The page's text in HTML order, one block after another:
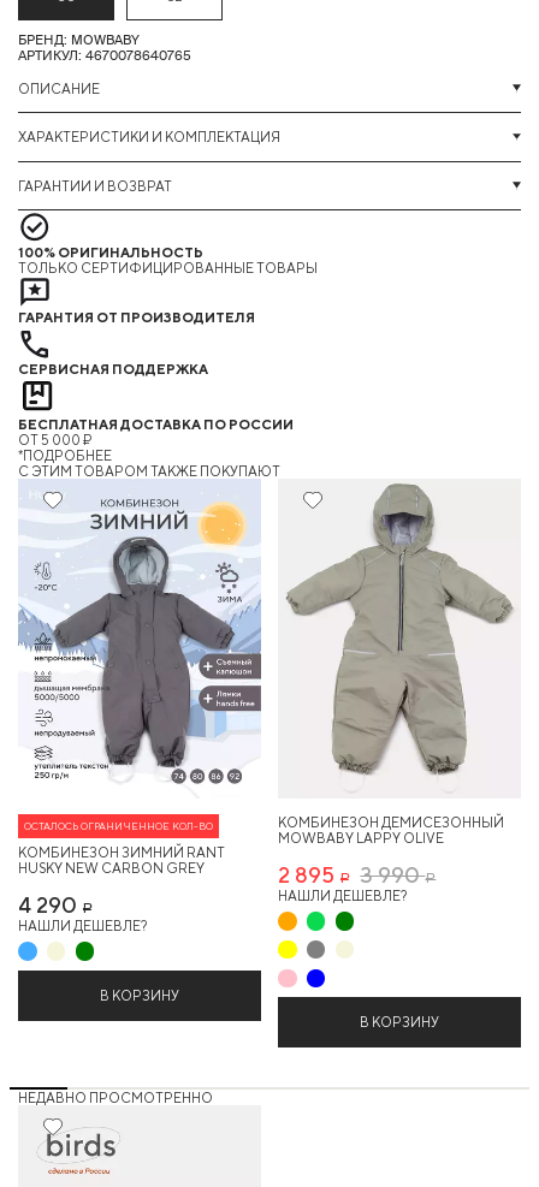
БРЕНД: MOWBABY
АРТИКУЛ: 4670078640765
ОПИСАНИЕ
ХАРАКТЕРИСТИКИ И КОМПЛЕКТАЦИЯ
ГАРАНТИИ И ВОЗВРАТ
100% ОРИГИНАЛЬНОСТЬ
ТОЛЬКО СЕРТИФИЦИРОВАННЫЕ ТОВАРЫ
ГАРАНТИЯ ОТ ПРОИЗВОДИТЕЛЯ
СЕРВИСНАЯ ПОДДЕРЖКА
БЕСПЛАТНАЯ ДОСТАВКА ПО РОССИИ
ОТ 5 000 ₽
*ПОДРОБНЕЕ
C ЭТИМ ТОВАРОМ ТАКЖЕ ПОКУПАЮТ
ОСТАЛОСЬ ОГРАНИЧЕННОЕ КОЛ-ВО
КОМБИНЕЗОН ЗИМНИЙ RANT
HUSKY NEW CARBON GREY
4 290 Р
НАШЛИ ДЕШЕВЛЕ?
В КОРЗИНУ
27%
КОМБИНЕЗОН ДЕМИСЕЗОННЫЙ
MOWBABY LAPPY OLIVE
2 895 Р 3 990Р
НАШЛИ ДЕШЕВЛЕ?
В КОРЗИНУ
НЕДАВНО ПРОСМОТРЕННО